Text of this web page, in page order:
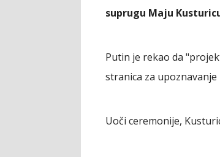
suprugu Maju
Putin je rekao da
stranica za
Uoči ceremonije,